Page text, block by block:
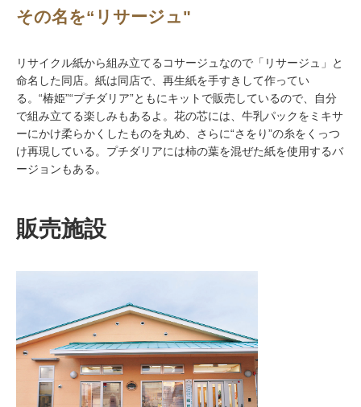
その名を“リサージュ"
リサイクル紙から組み立てるコサージュなので「リサージュ」と
命名した同店。紙は同店で、再生紙を手すきして作ってい
る。“椿姫”“プチダリア”ともにキットで販売しているので、自分
で組み立てる楽しみもあるよ。花の芯には、牛乳パックをミキサ
ーにかけ柔らかくしたものを丸め、さらに“さをり”の糸をくっつ
け再現している。プチダリアには柿の葉を混ぜた紙を使用するバ
ージョンもある。
販売施設